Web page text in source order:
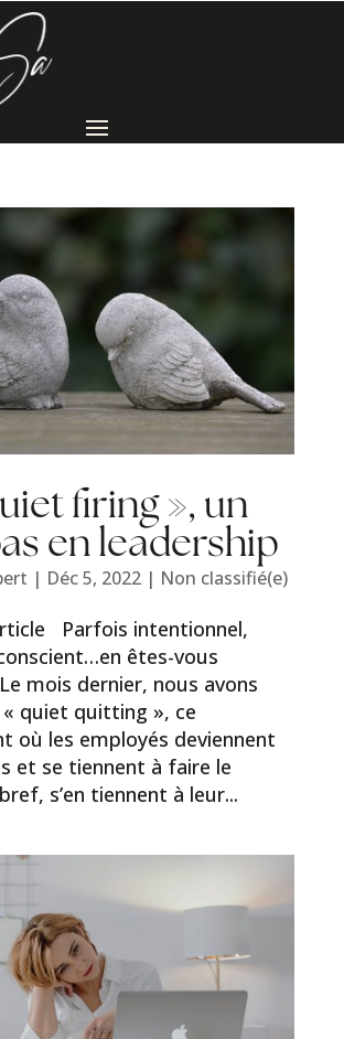
firing », un
en leadership
| Déc 5, 2022| Non classifié(e)
Parfois intentionnel,
êtes-vous
mois dernier, nous avons
quiet quitting », ce
où les employés deviennent
et se tiennent à faire le
s’en tiennent à leur...